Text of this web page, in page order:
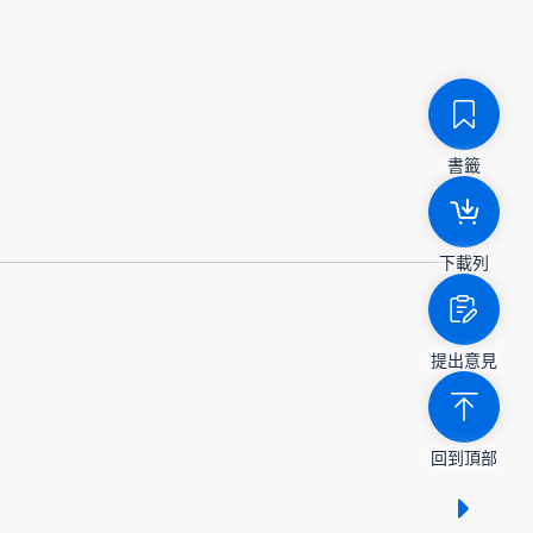
書籤
下載列
提出意見
回到頂部